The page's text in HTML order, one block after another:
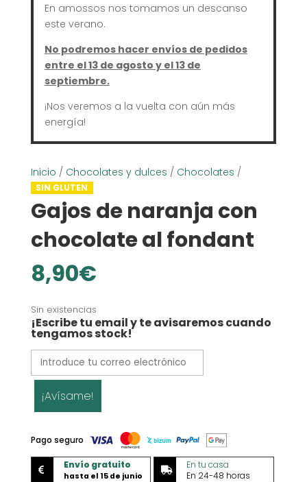
En amossos nos tomamos un descanso
este verano.
No podremos hacer envíos de pedidos
entre el 13 de agosto y el 13 de
septiembre.
¡Nos veremos a la vuelta con aún más
energía!
Inicio / Chocolates y dulces / Chocolates /
SIN GLUTEN
Gajos de naranja con
chocolate al fondant
8,90€
Sin existencias
¡Escribe tu email y te avisaremos cuando
tengamos stock!
¡Avísame!
Pago seguro
 Envío gratuito
hasta el 15 de junio

En tu casa
En 24-48 horas